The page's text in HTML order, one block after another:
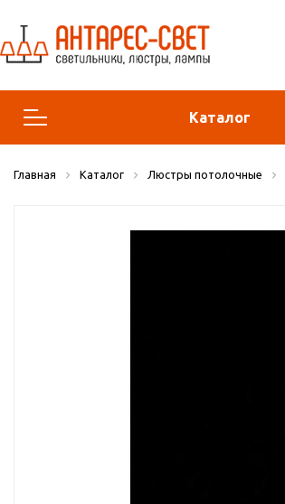
Каталог
Люстры и подвесы
Главная Каталог Люстры потолочные